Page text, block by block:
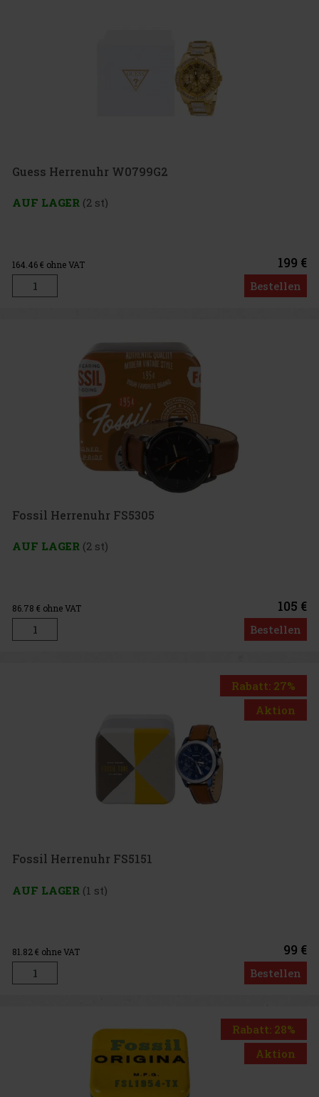
Guess Herrenuhr W0799G2
AUF LAGER (2 st)
164.46€ ohne VAT 199 €
Bestellen
Fossil Herrenuhr FS5305
AUF LAGER (2 st)
86.78 € ohne VAT 105 €
Bestellen
Rabatt: 27%
Aktion
Fossil Herrenuhr FS5151
AUF LAGER (1 st)
81.82€ ohne VAT 99 €
Bestellen
Rabatt: 28%
Aktion